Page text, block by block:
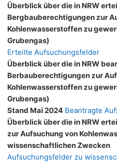
Überblick über die in NRW
Bergbauberechtigungen zur
Kohlenwasserstoffen zu
Grubengas)
Erteilte Aufsuchungsfelder
Überblick über die in NRW
Berbauberechtigungen zur
Kohlenwasserstoffen zu
Grubengas)
Stand Mai 2024 Beantragte
Überblick über die in NRW
zur Aufsuchung von
wissenschaftlichen Zwecken
Aufsuchungsfelder zu